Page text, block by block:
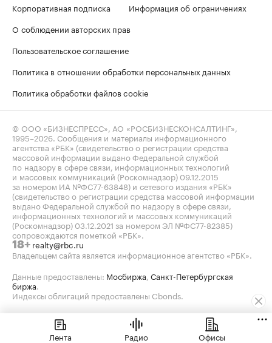
Корпоративная подписка
Информация об ограничениях
О соблюдении авторских прав
Пользовательское соглашение
Политика в отношении обработки персональных данных
Политика обработки файлов cookie
© ООО «БИЗНЕСПРЕСС», АО «РОСБИЗНЕСКОНСАЛТИНГ»,
1995–2026 . Сообщения и материалы информационного
агентства «РБК» (свидетельство о регистрации средства
массовой информации выдано Федеральной службой
по надзору в сфере связи, информационных технологий
и массовых коммуникаций (Роскомнадзор) 09.12.2015
за номером ИА №ФС77-63848) и сетевого издания «РБК»
(свидетельство о регистрации средства массовой информации
выдано Федеральной службой по надзору в сфере связи,
информационных технологий и массовых коммуникаций
(Роскомнадзор) 03.12.2021 за номером ЭЛ №ФС77-82385)
сопровождаются пометкой «РБК».
18+ realty@rbc.ru
Владельцем сайта является информационное агентство «РБК».
Данные предоставлены: Мосбиржа Санкт-Петербургская
биржа
Индексы облигаций предоставлены Cbonds.
Лента Радио Офисы